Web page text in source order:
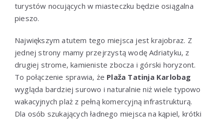
turystów nocujących w miasteczku będzie osiągalna
pieszo.
Największym atutem tego miejsca jest krajobraz. Z
jednej strony mamy przejrzystą wodę Adriatyku, z
drugiej strome, kamieniste zbocza i górski horyzont.
To połączenie sprawia, że Plaža Tatinja Karlobag
wygląda bardziej surowo i naturalnie niż wiele typowo
wakacyjnych plaż z pełną komercyjną infrastrukturą.
Dla osób szukających ładnego miejsca na kąpiel, krótki